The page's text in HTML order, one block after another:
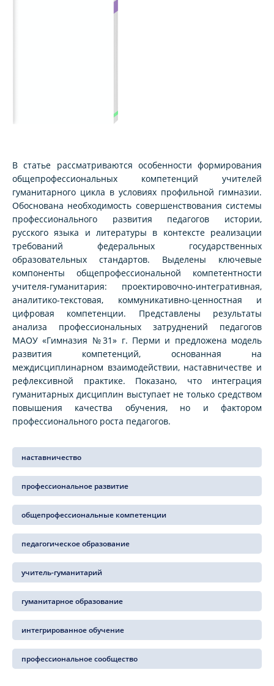
В статье рассматриваются особенности формирования
общепрофессиональных компетенций учителей
гуманитарного цикла в условиях профильной гимназии.
Обоснована необходимость совершенствования системы
профессионального развития педагогов истории,
русского языка и литературы в контексте реализации
требований федеральных государственных
образовательных стандартов. Выделены ключевые
компоненты общепрофессиональной компетентности
учителя-гуманитария: проектировочно-интегративная,
аналитико-текстовая, коммуникативно-ценностная и
цифровая компетенции. Представлены результаты
анализа профессиональных затруднений педагогов
МАОУ «Гимназия №31» г. Перми и предложена модель
развития компетенций, основанная на
междисциплинарном взаимодействии, наставничестве и
рефлексивной практике. Показано, что интеграция
гуманитарных дисциплин выступает не только средством
повышения качества обучения, но и фактором
профессионального роста педагогов.
наставничество
профессиональное развитие
общепрофессиональные компетенции
педагогическое образование
учитель-гуманитарий
гуманитарное образование
интегрированное обучение
профессиональное сообщество